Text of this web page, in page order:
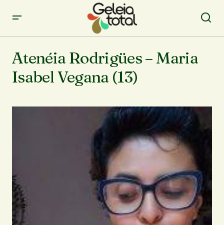
Atenéia Rodrigües – Maria
Isabel Vegana (13)